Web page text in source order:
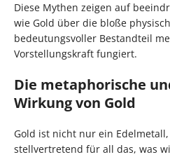
Diese Mythen zeigen auf
wie Gold über die bloße
bedeutungsvoller Bestandteil
Vorstellungskraft fungiert.
Die metaphorische
Wirkung von Gold
Gold ist nicht nur ein
stellvertretend für all das, was